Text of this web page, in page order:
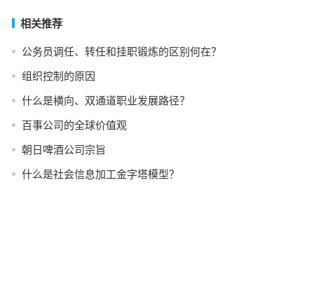
相关推荐
公务员调任、转任和挂职锻炼的区别何在？
组织控制的原因
什么是横向、双通道职业发展路径？
百事公司的全球价值观
朝日啤酒公司宗旨
什么是社会信息加工金字塔模型？